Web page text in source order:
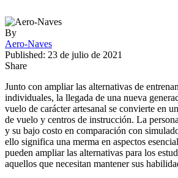
By
Aero-Naves
Published: 23 de julio de 2021
Share
Junto con ampliar las alternativas de
individuales, la llegada de una nueva
vuelo de carácter artesanal se convierte en
de vuelo y centros de instrucción. La
y su bajo costo en comparación con
ello significa una merma en aspectos
pueden ampliar las alternativas para los
aquellos que necesitan mantener sus